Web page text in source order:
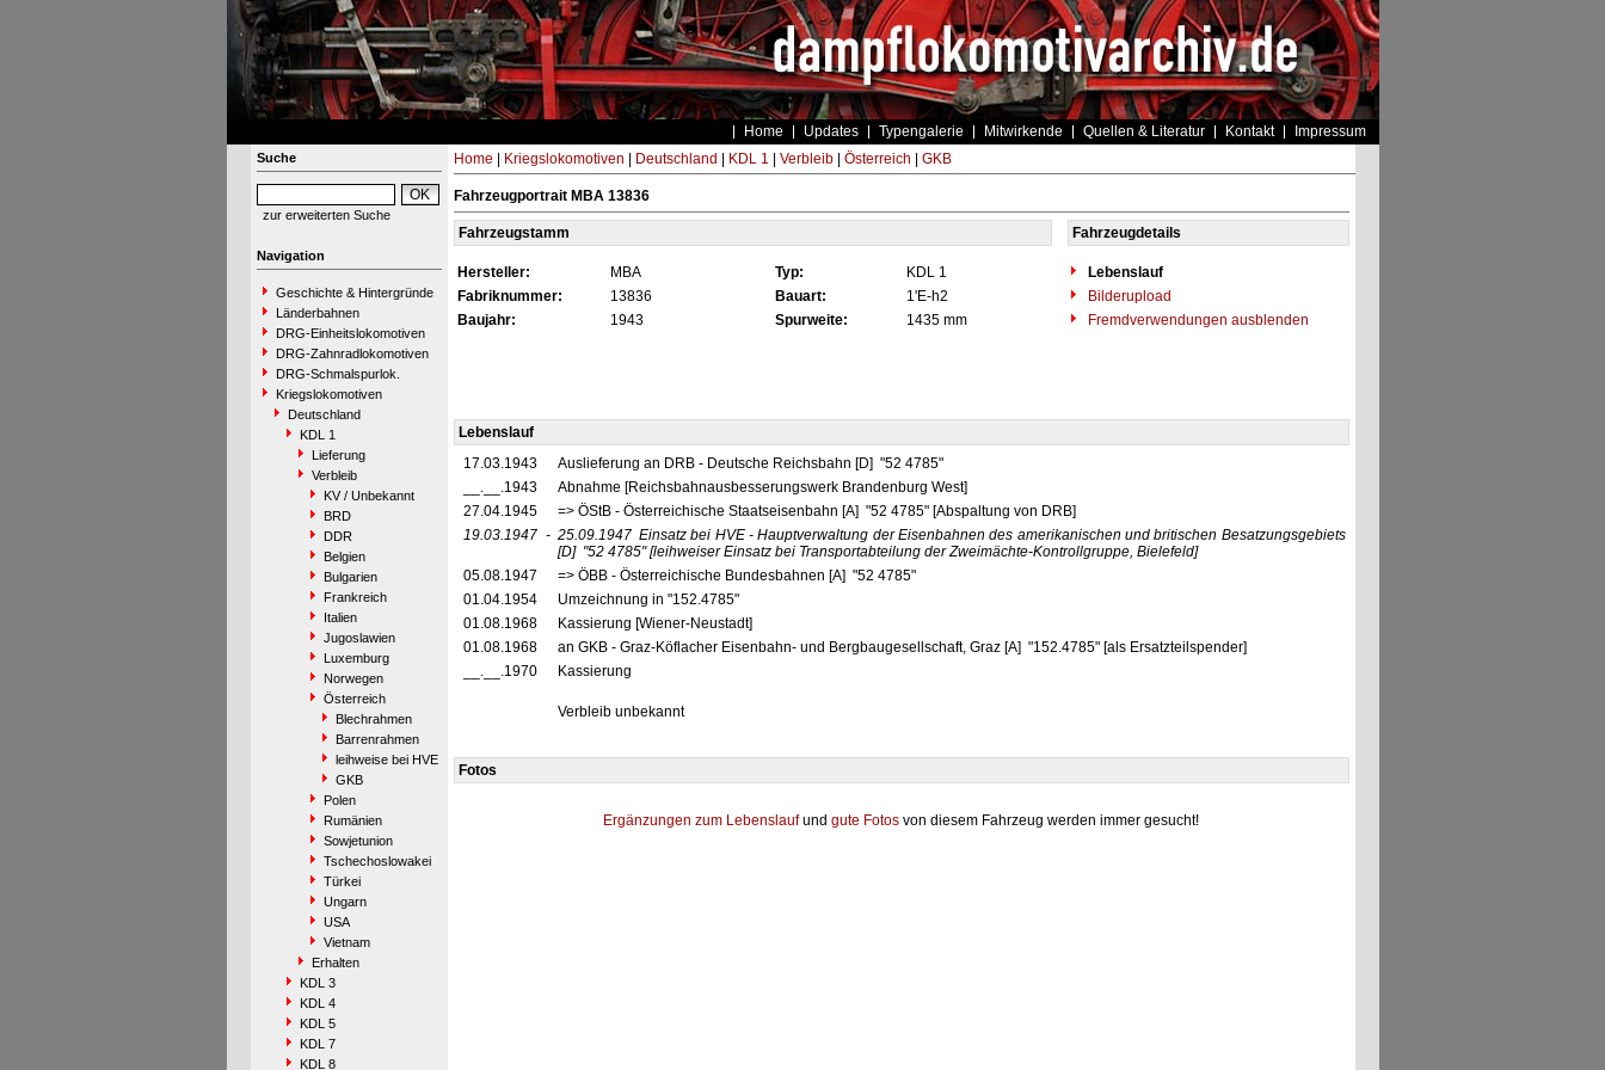
Home Updates Typengalerie Mitwirkende Quellen & Literatur Kontakt Impressum
Suche
zur erweiterten Suche
Navigation
Geschichte & Hintergründe
Länderbahnen
DRG-Einheitslokomotiven
DRG-Zahnradlokomotiven
DRG-Schmalspurlok.
Kriegslokomotiven
Deutschland
KDL 1
Lieferung
Verbleib
KV / Unbekannt
BRD
DDR
Belgien
Bulgarien
Frankreich
Italien
Jugoslawien
Luxemburg
Norwegen
Österreich
Blechrahmen
Barrenrahmen
leihweise bei HVE
GKB
Polen
Rumänien
Sowjetunion
Tschechoslowakei
Türkei
Ungarn
USA
Vietnam
Erhalten
KDL 3
KDL 4
KDL 5
KDL 7
KDL 8
Home Kriegslokomotiven Deutschland KDL 1 Verbleib| Österreich GKB
Fahrzeugportrait MBA 13836
Fahrzeugstamm Fahrzeugdetails
Hersteller: MBA Typ: KDL 1
Lebenslauf
Fabriknummer:
13836 Bauart: 1'E-h2
Bilderupload
Baujahr:
1943 Spurweite: 1435 mm Fremdverwendungen ausblenden
Lebenslauf
17.03.1943
Auslieferung an DRB - Deutsche Reichsbahn [D] "52 4785"
__.__.1943
Abnahme [Reichsbahnausbesserungswerk Brandenburg West]
27.04.1945
=> ÖStB - Österreichische Staatseisenbahn [A] "52 4785" [Abspaltung von DRB]
19.03.1947 - 25.09.1947 Einsatz bei HVE - Hauptverwaltung der Eisenbahnen des amerikanischen und britischen Besatzungsgebiets
[D] "52 4785" [leihweiser Einsatz bei Transportabteilung der Zweimächte-Kontrollgruppe, Bielefeld]
05.08.1947
=> ÖBB - Österreichische Bundesbahnen [A] "52 4785"
01.04.1954
Umzeichnung in "152.4785"
01.08.1968
Kassierung [Wiener-Neustadt]
01.08.1968
an GKB - Graz-Köflacher Eisenbahn- und Bergbaugesellschaft, Graz [A] "152.4785" [als Ersatzteilspender]
__.__.1970
Kassierung
Verbleib unbekannt
Fotos
Ergänzungen zum Lebenslaufund gute Fotos von diesem Fahrzeug werden immer gesucht!